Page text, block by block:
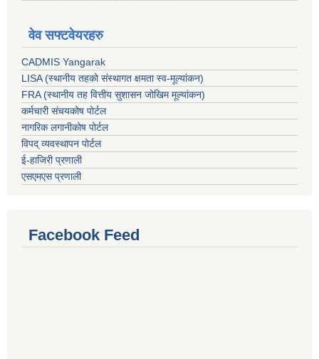
वेव सफ्टवेयरहरु
CADMIS Yangarak
LISA (स्थानीय तहको संस्थागत क्षमता स्व-मूल्यांकन)
FRA (स्थानीय तह वित्तीय सुशासन जोखिम मूल्यांकन)
कर्मचारी संचयकोष पोर्टल
नागरिक लगानीकोष पोर्टल
विपद् व्यवस्थापन पोर्टल
ई-हाजिरी प्रणाली
एसएमएस प्रणाली
Facebook Feed